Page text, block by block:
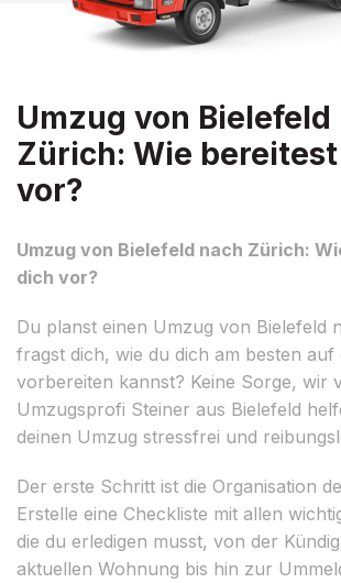
Umzug von Bielefeld
Zürich: Wie
vor?
Umzug von Bielefeld nach Zürich:
dich vor?
Du planst einen Umzug von Bielefeld
fragst dich, wie du dich am besten auf
vorbereiten kannst? Keine Sorge, wir
Umzugsprofi Steiner aus Bielefeld
deinen Umzug stressfrei und
Der erste Schritt ist die Organisation
Erstelle eine Checkliste mit allen
die du erledigen musst, von der
aktuellen Wohnung bis hin zur